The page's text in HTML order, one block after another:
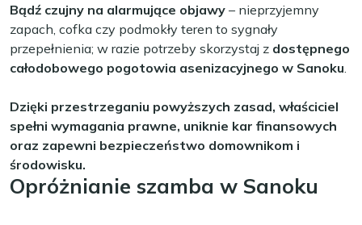
Bądź czujny na alarmujące objawy – nieprzyjemny
zapach, cofka czy podmokły teren to sygnały
przepełnienia; w razie potrzeby skorzystaj z dostępnego
całodobowego pogotowia asenizacyjnego w Sanoku.
Dzięki przestrzeganiu powyższych zasad, właściciel
spełni wymagania prawne, uniknie kar finansowych
oraz zapewni bezpieczeństwo domownikom i
środowisku.
Opróżnianie szamba w Sanoku